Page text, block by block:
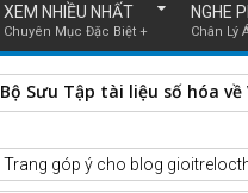
XEM NHIỀU NHẤT
Chuyên Mục Đặc Biệt +
NGHE
Chân Lý
Bộ Sưu Tập tài liệu số hóa
Trang góp ý cho blog